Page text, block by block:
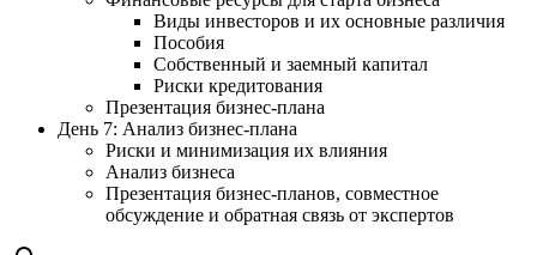
Виды инвесторов и их основные различия
Пособия
Собственный и заемный капитал
Риски кредитования
Презентация бизнес-плана
День 7: Анализ бизнес-плана
Риски и минимизация их влияния
Анализ бизнеса
Презентация бизнес-планов, совместное
обсуждение и обратная связь от экспертов